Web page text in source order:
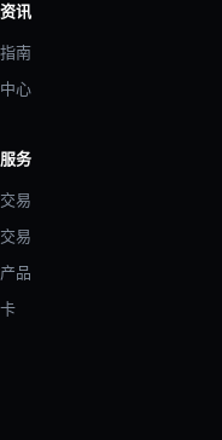
讯
南
心
务
易
易
品